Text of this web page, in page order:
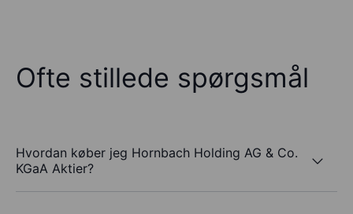
Ofte stillede spørgsmål
Hvordan køber jeg Hornbach Holding AG & Co.
KGaA Aktier?